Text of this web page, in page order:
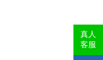
真人
客服